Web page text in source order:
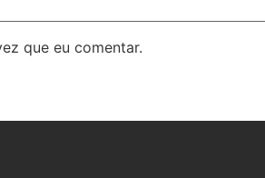
que eu comentar.